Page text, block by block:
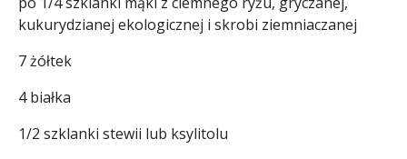
kukurydzianej ekologicznej i skrobi ziemniaczanej
7 żółtek
4 białka
1/2 szklanki stewii lub ksylitolu